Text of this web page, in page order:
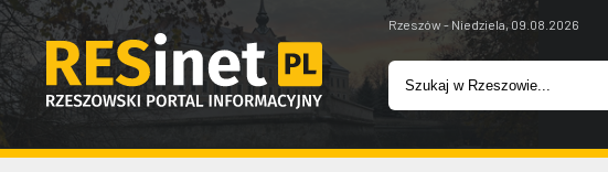
Rzeszów - Niedziela, 09.08.2026